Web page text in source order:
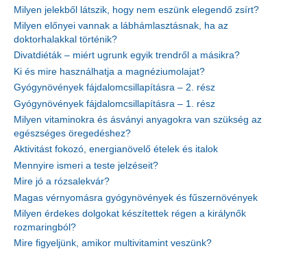
Milyen jelekből látszik, hogy nem eszünk elegendő zsírt?
Milyen előnyei vannak a lábhámlasztásnak, ha az
doktorhalakkal történik?
Divatdiéták – miért ugrunk egyik trendről a másikra?
Ki és mire használhatja a magnéziumolajat?
Gyógynövények fájdalomcsillapításra – 2. rész
Gyógynövények fájdalomcsillapításra – 1. rész
Milyen vitaminokra és ásványi anyagokra van szükség az
egészséges öregedéshez?
Aktivitást fokozó, energianövelő ételek és italok
Mennyire ismeri a teste jelzéseit?
Mire jó a rózsalekvár?
Magas vérnyomásra gyógynövények és fűszernövények
Milyen érdekes dolgokat készítettek régen a királynők
rozmaringból?
Mire figyeljünk, amikor multivitamint veszünk?